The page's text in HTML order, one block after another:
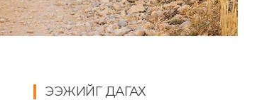
ЭЭЖИЙГ ДАГАХ